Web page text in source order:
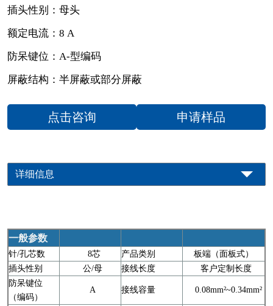
插头性别：母头
额定电流：8 A
防呆键位：A-型编码
屏蔽结构：半屏蔽或部分屏蔽
点击咨询 申请样品
详细信息
一般参数
针/孔芯数 8芯 产品类别
板端（面板式）
插头性别
公/母 接线长度
客户定制长度
防呆键位
（编码）
A 接线容量 0.08mm²~0.34mm²